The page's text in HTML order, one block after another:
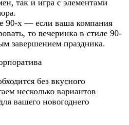
так и игра с элементами
90-х — если ваша компания
то вечеринка в стиле 90-
завершением праздника.
без вкусного
несколько вариантов
вашего новогоднего